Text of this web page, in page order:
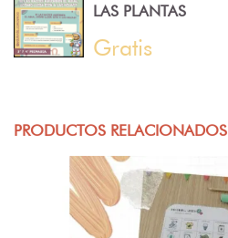
LAS PLANTAS
Gratis
PRODUCTOS RELACIONADOS